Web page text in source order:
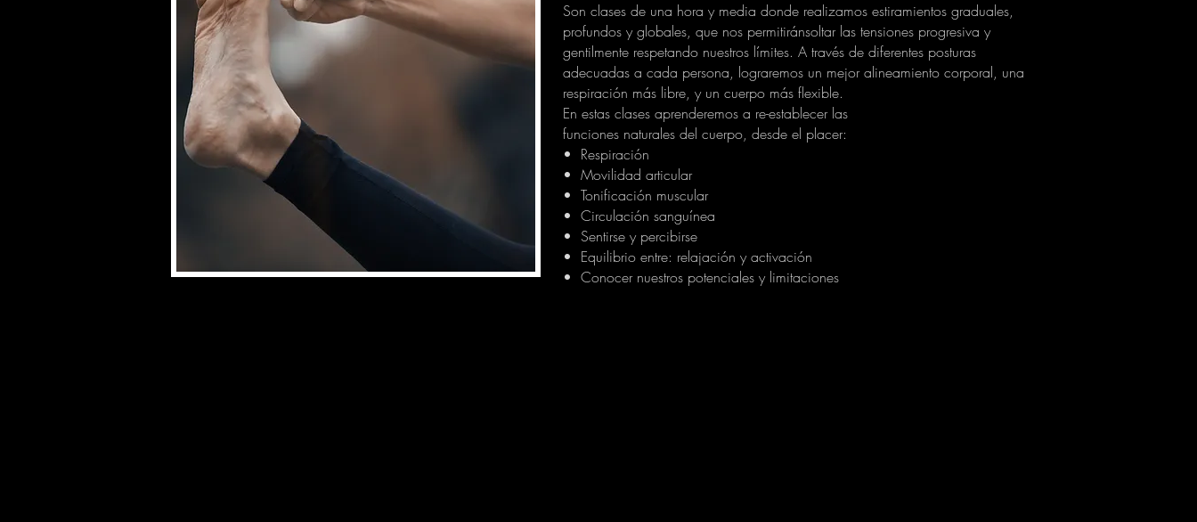
Son clases de una hora y media donde realizamos estiramientos graduales,
profundos y globales, que nos permitiránsoltar las tensiones progresiva y
gentilmente respetando nuestros límites. A través de diferentes posturas
adecuadas a cada persona, lograremos un mejor alineamiento corporal, una
respiración más libre, y un cuerpo más flexible.
En estas clases aprenderemos a re-establecer las
funciones naturales del cuerpo, desde el placer:
• Respiración
• Movilidad articular
• Tonificación muscular
• Circulación sanguínea
• Sentirse y percibirse
• Equilibrio entre: relajación y activación
• Conocer nuestros potenciales y limitaciones